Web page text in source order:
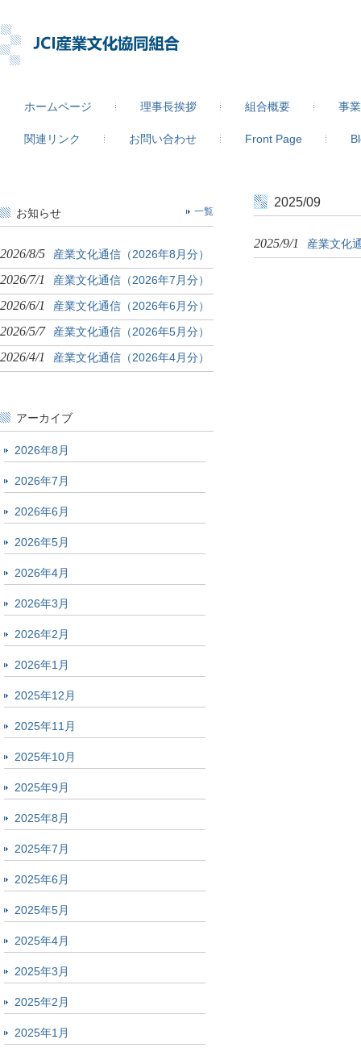
ホームページ 理事長挨拶 組合概要 事
関連リンク お問い合わせ Front Page
2025/09
2025/9/1 産業文化
お知らせ 一覧
2026/8/5 産業文化通信（2026年8月分）
2026/7/1 産業文化通信（2026年7月分）
2026/6/1 産業文化通信（2026年6月分）
2026/5/7 産業文化通信（2026年5月分）
2026/4/1 産業文化通信（2026年4月分）
アーカイブ
2026年8月
2026年7月
2026年6月
2026年5月
2026年4月
2026年3月
2026年2月
2026年1月
2025年12月
2025年11月
2025年10月
2025年9月
2025年8月
2025年7月
2025年6月
2025年5月
2025年4月
2025年3月
2025年2月
2025年1月